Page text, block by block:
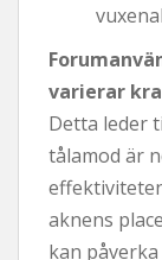
varierar
Detta leder
tålamod är
aknens
kan